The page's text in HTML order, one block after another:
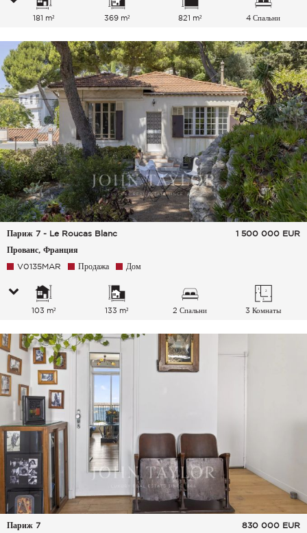
181 m² 369 m² 821 m² 4 Спальни
Париж 7 - Le Roucas Blanc
Прованс, Франция
1 500 000 EUR
V0135MAR Продажа Дом
103 m² 133 m² 2 Спальни 3 Комнаты
Париж 7 830 000 EUR